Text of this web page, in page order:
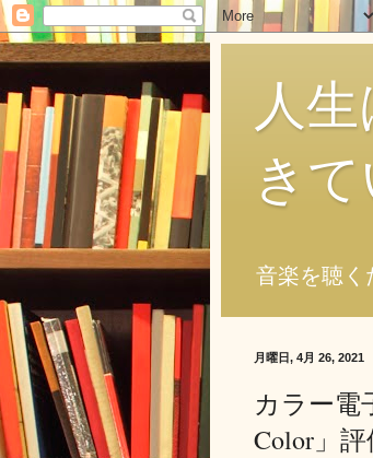
人
きて
音楽を聴く
月曜日, 4月 26, 2021
カラー電
Color」